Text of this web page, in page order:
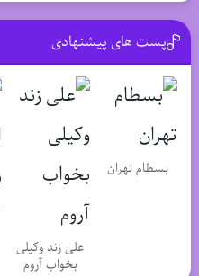
پست های پیشنهادی
بسطام تهران
علی زند وکیلی
بخواب آروم